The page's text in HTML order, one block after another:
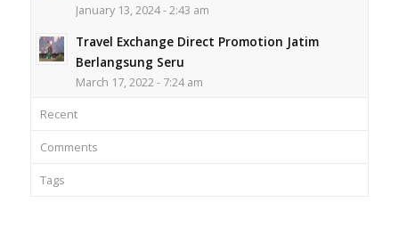
January 13, 2024 - 2:43 am
Travel Exchange Direct Promotion Jatim
Berlangsung Seru
March 17, 2022 - 7:24 am
Recent
Comments
Tags